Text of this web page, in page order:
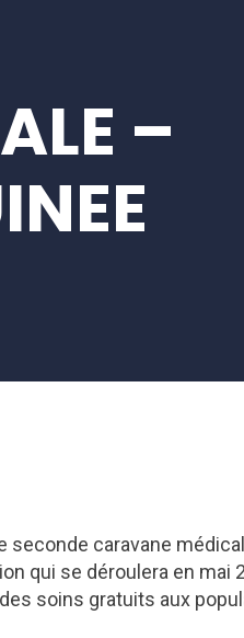
–
seconde caravane
qui se déroulera en mai
soins gratuits aux